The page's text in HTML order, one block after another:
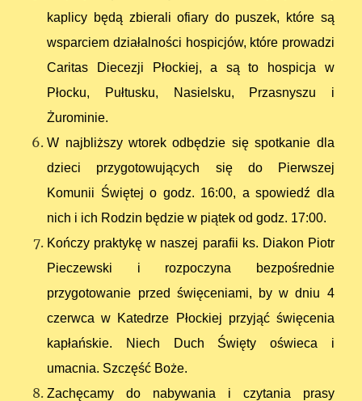
kaplicy będą zbierali ofiary do puszek, które są
wsparciem działalności hospicjów, które prowadzi
Caritas Diecezji Płockiej, a są to hospicja w
Płocku, Pułtusku, Nasielsku, Przasnyszu i
Żurominie.
W najbliższy wtorek odbędzie się spotkanie dla
dzieci przygotowujących się do Pierwszej
Komunii Świętej o godz. 16:00, a spowiedź dla
nich i ich Rodzin będzie w piątek od godz. 17:00.
Kończy praktykę w naszej parafii ks. Diakon Piotr
Pieczewski i rozpoczyna bezpośrednie
przygotowanie przed święceniami, by w dniu 4
czerwca w Katedrze Płockiej przyjąć święcenia
kapłańskie. Niech Duch Święty oświeca i
umacnia. Szczęść Boże.
Zachęcamy do nabywania i czytania prasy